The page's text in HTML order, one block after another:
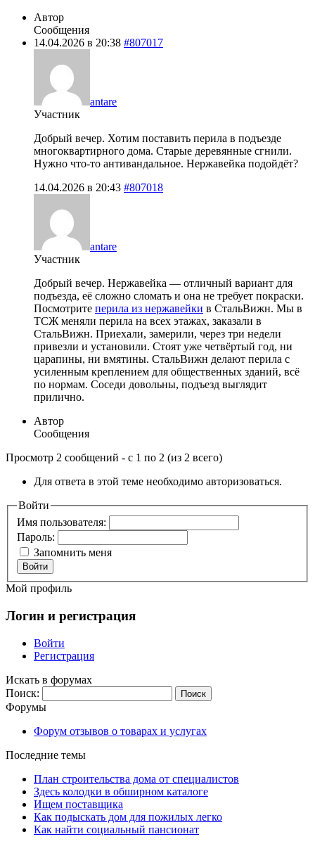
Автор
Сообщения
14.04.2026 в 20:38 #807017
antare
Участник
Добрый вечер. Хотим поставить перила в подъезде
многоквартирного дома. Старые деревянные сгнили.
Нужно что-то антивандальное. Нержавейка подойдёт?
14.04.2026 в 20:43 #807018
antare
Участник
Добрый вечер. Нержавейка — отличный вариант для
подъезда, её сложно сломать и она не требует покраски.
Посмотрите перила из нержавейки в СтальВижн. Мы в
ТСЖ меняли перила на всех этажах, заказали в
СтальВижн. Приехали, замерили, через три недели
привезли и установили. Стоят уже четвёртый год, ни
царапины, ни вмятины. СтальВижн делают перила с
усиленным креплением для общественных зданий, всё
по нормам. Соседи довольны, подъезд выглядит
прилично.
Автор
Сообщения
Просмотр 2 сообщений - с 1 по 2 (из 2 всего)
Для ответа в этой теме необходимо авторизоваться.
Войти
Имя пользователя:
Пароль:
Запомнить меня
Войти
Мой профиль
Логин и регистрация
Войти
Регистрация
Искать в форумах
Поиск:
Форумы
Форум отзывов о товарах и услугах
Последние темы
План строительства дома от специалистов
Здесь колодки в обширном каталоге
Ищем поставщика
Как подыскать дом для пожилых легко
Как найти социальный пансионат